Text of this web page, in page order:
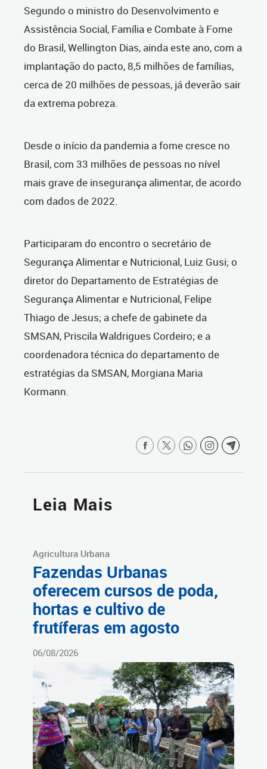
Segundo o ministro do Desenvolvimento e
Assistência Social, Família e Combate à Fome
do Brasil, Wellington Dias, ainda este ano, com a
implantação do pacto, 8,5 milhões de famílias,
cerca de 20 milhões de pessoas, já deverão sair
da extrema pobreza.
Desde o início da pandemia a fome cresce no
Brasil, com 33 milhões de pessoas no nível
mais grave de insegurança alimentar, de acordo
com dados de 2022.
Participaram do encontro o secretário de
Segurança Alimentar e Nutricional, Luiz Gusi; o
diretor do Departamento de Estratégias de
Segurança Alimentar e Nutricional, Felipe
Thiago de Jesus; a chefe de gabinete da
SMSAN, Priscila Waldrigues Cordeiro; e a
coordenadora técnica do departamento de
estratégias da SMSAN, Morgiana Maria
Kormann.
Leia Mais
Agricultura Urbana
Fazendas Urbanas
oferecem cursos de poda,
hortas e cultivo de
frutíferas em agosto
06/08/2026